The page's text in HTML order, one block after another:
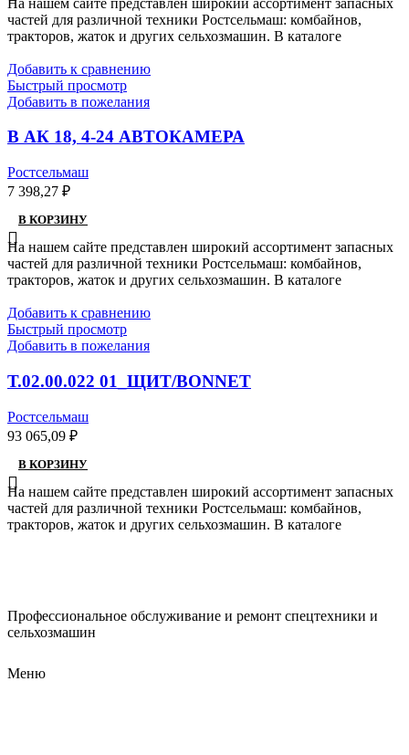
частей для различной техники Ростсельмаш: комбайнов,
тракторов, жаток и других сельхозмашин. В каталоге
Добавить к сравнению
Быстрый просмотр
Добавить в пожелания
В АК 18, 4-24 АВТОКАМЕРА
Ростсельмаш
7 398,27 ₽
В КОРЗИНУ
На нашем сайте представлен широкий ассортимент запасных
частей для различной техники Ростсельмаш: комбайнов,
тракторов, жаток и других сельхозмашин. В каталоге
Добавить к сравнению
Быстрый просмотр
Добавить в пожелания
Т.02.00.022 01_ЩИТ/BONNET
Ростсельмаш
93 065,09 ₽
В КОРЗИНУ
На нашем сайте представлен широкий ассортимент запасных
частей для различной техники Ростсельмаш: комбайнов,
тракторов, жаток и других сельхозмашин. В каталоге
Профессиональное обслуживание и ремонт спецтехники и
сельхозмашин
Меню